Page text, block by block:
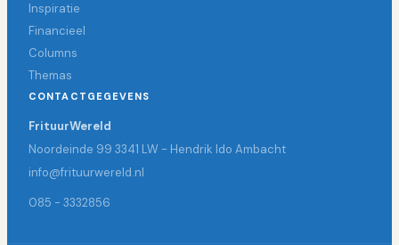
Inspiratie
Financieel
Columns
Themas
CONTACTGEGEVENS
FrituurWereld
Noordeinde 99 3341 LW - Hendrik Ido Ambacht
info@frituurwereld.nl
085 - 3332856